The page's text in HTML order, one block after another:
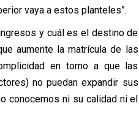
vaya a estos planteles”.
y cuál es el destino de
aumente la matrícula de las
en torno a que las
no puedan expandir sus
conocemos ni su calidad ni el